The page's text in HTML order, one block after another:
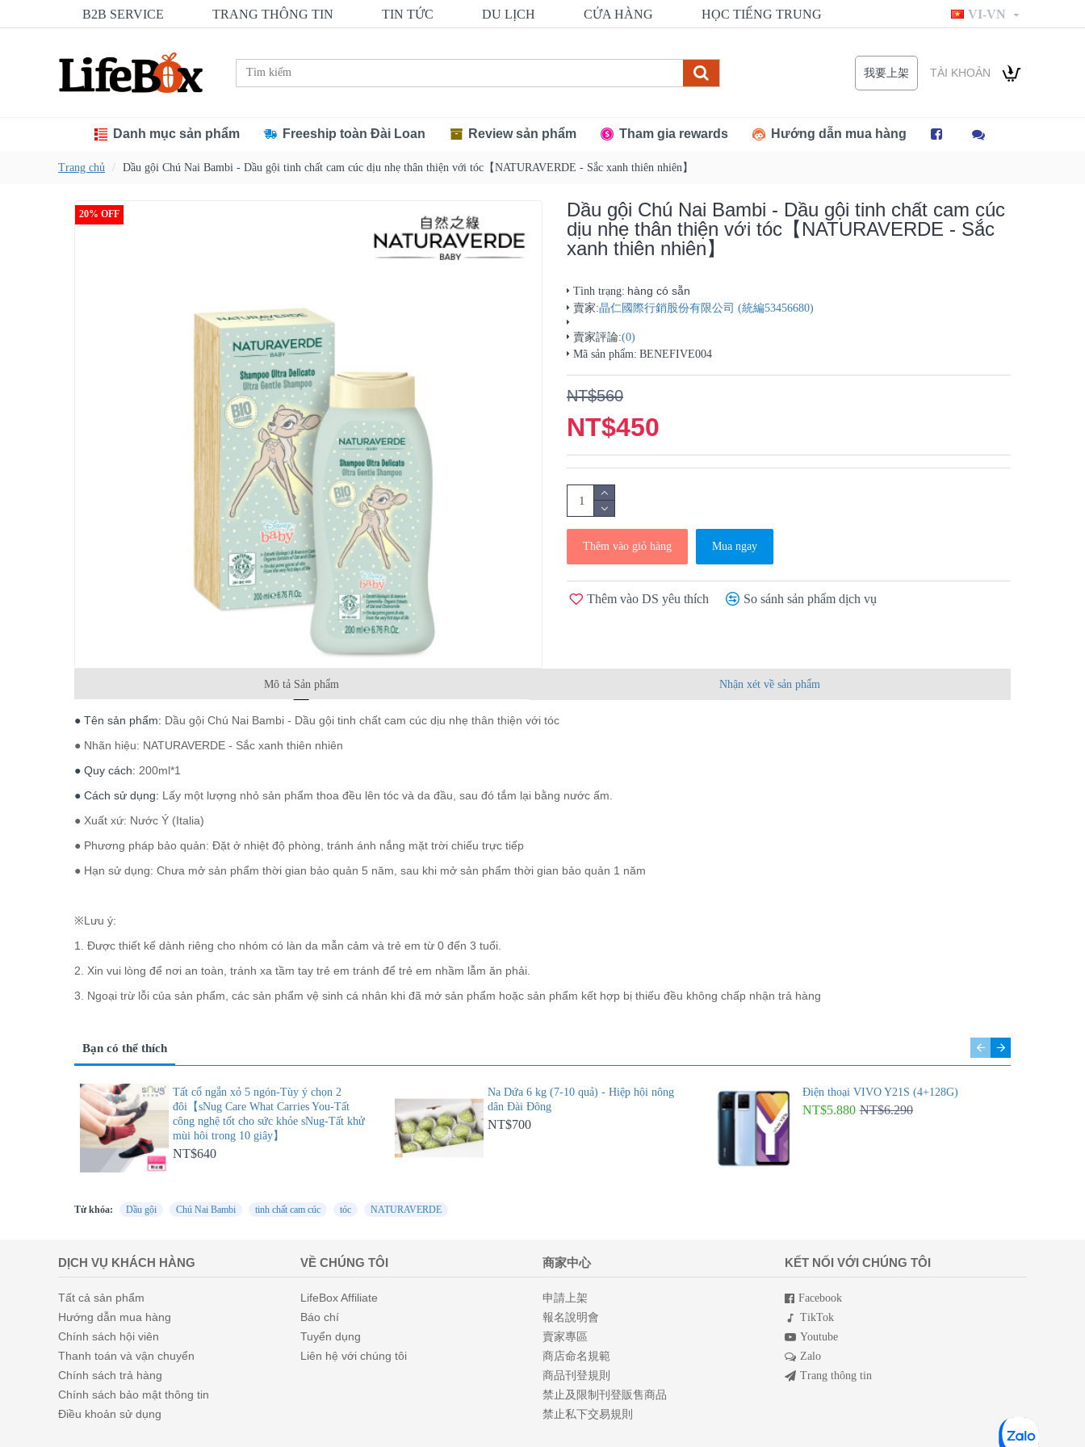
B2B SERVICE TRANG THÔNG TIN TIN TỨC DU LỊCH CỬA HÀNG HỌC TIẾNG TRUNG VI-VN
我要上架 TÀI KHOẢN
Danh mục sản phẩm Freeship toàn Đài Loan Review sản phẩm Tham gia rewards Hướng dẫn mua hàng
Trang chủ Dầu gội Chú Nai Bambi - Dầu gội tinh chất cam cúc dịu nhẹ thân thiện với tóc【NATURAVERDE - Sắc xanh thiên nhiên】
20% OFF
Dầu gội Chú Nai Bambi - Dầu gội tinh chất cam cúc
dịu nhẹ thân thiện với tóc【NATURAVERDE - Sắc
xanh thiên nhiên】
Tình trạng: hàng có sẵn
賣家:晶仁國際行銷股份有限公司 (統編53456680)
賣家評論:(0)
Mã sản phẩm: BENEFIVE004
NT$450
NT$560
Thêm vào giỏ hàng Mua ngay
Thêm vào DS yêu thích So sánh sản phẩm dịch vụ
Bạn có thể thích
Tất cổ ngắn xỏ 5 ngón-Tùy ý chọn 2
đôi【sNug Care What Carries You-Tất
công nghệ tốt cho sức khỏe sNug-Tất khử
mùi hôi trong 10 giây】
NT$640
Na Dứa 6 kg (7-10 quả) - Hiệp hội nông
dân Đài Đông
NT$700
Điện thoại VIVO Y21S (4+128G)
NT$5.880 NT$6.290
Mô tả Sản phẩm Nhận xét về sản phẩm
● Tên sản phẩm: Dầu gội Chú Nai Bambi - Dầu gội tinh chất cam cúc dịu nhẹ thân thiện với tóc
● Nhãn hiệu: NATURAVERDE - Sắc xanh thiên nhiên
● Quy cách: 200ml*1
● Cách sử dụng: Lấy một lượng nhỏ sản phẩm thoa đều lên tóc và da đầu, sau đó tắm lại bằng nước ấm.
● Xuất xứ: Nước Ý (Italia)
● Phương pháp bảo quản: Đặt ở nhiệt độ phòng, tránh ánh nắng mặt trời chiếu trực tiếp
● Hạn sử dụng: Chưa mở sản phẩm thời gian bảo quản 5 năm, sau khi mở sản phẩm thời gian bảo quản 1 năm
※Lưu ý:
1. Được thiết kế dành riêng cho nhóm có làn da mẫn cảm và trẻ em từ 0 đến 3 tuổi.
2. Xin vui lòng để nơi an toàn, tránh xa tầm tay trẻ em tránh để trẻ em nhầm lẫm ăn phải.
3. Ngoại trừ lỗi của sản phẩm, các sản phẩm vệ sinh cá nhân khi đã mở sản phẩm hoặc sản phẩm kết hợp bị thiếu đều không chấp nhận trả hàng
Từ khóa: Dầu gội Chú Nai Bambi tinh chất cam cúc tóc NATURAVERDE
DỊCH VỤ KHÁCH HÀNG
Tất cả sản phẩm
Hướng dẫn mua hàng
Chính sách hội viên
Thanh toán và vận chuyển
Chính sách trả hàng
Chính sách bảo mật thông tin
Điều khoản sử dụng
VỀ CHÚNG TÔI
LifeBox Affiliate
Báo chí
Tuyển dụng
Liên hệ với chúng tôi
商家中心
申請上架
報名說明會
賣家專區
商店命名規範
商品刊登規則
禁止及限制刊登販售商品
禁止私下交易規則
KẾT NỐI VỚI CHÚNG TÔI
Facebook
TikTok
Youtube
Zalo
Trang thông tin